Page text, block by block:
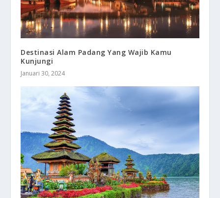
Destinasi Alam Padang Yang Wajib Kamu
Kunjungi
Januari 30, 2024